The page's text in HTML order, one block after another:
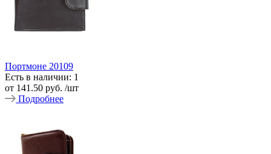
Портмоне 20109
Есть в наличии: 1
от 141.50 руб. /шт
Подробнее